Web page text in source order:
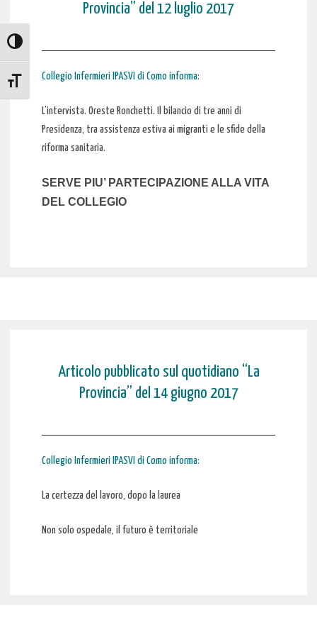
ATTIVA/DISATTIVA ALTO CONTRASTO
ATTIVA/DISATTIVA DIMENSIONE TESTO
Provincia” del 12 luglio 2017
Collegio Infermieri IPASVI di Como informa:
L’intervista. Oreste Ronchetti. Il bilancio di tre anni di
Presidenza, tra assistenza estiva ai migranti e le sfide della
riforma sanitaria.
SERVE PIU’ PARTECIPAZIONE ALLA VITA
DEL COLLEGIO
Articolo pubblicato sul quotidiano “La
Provincia” del 14 giugno 2017
Collegio Infermieri IPASVI di Como informa:
La certezza del lavoro, dopo la laurea
Non solo ospedale, il futuro è territoriale